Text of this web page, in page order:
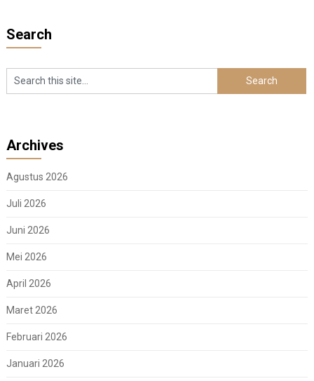
Search
Archives
Agustus 2026
Juli 2026
Juni 2026
Mei 2026
April 2026
Maret 2026
Februari 2026
Januari 2026